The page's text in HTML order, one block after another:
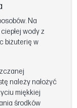
Na
wody z
biżuterię w
należy nałożyć
miękkiej
środków